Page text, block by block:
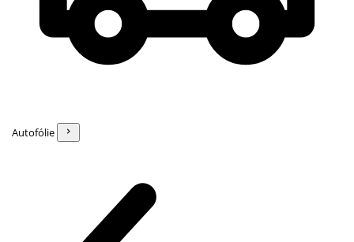
Autofólie